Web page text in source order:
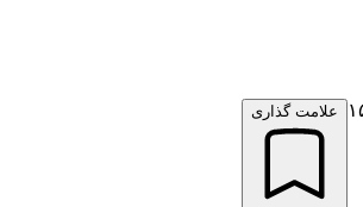
علامت گذاری